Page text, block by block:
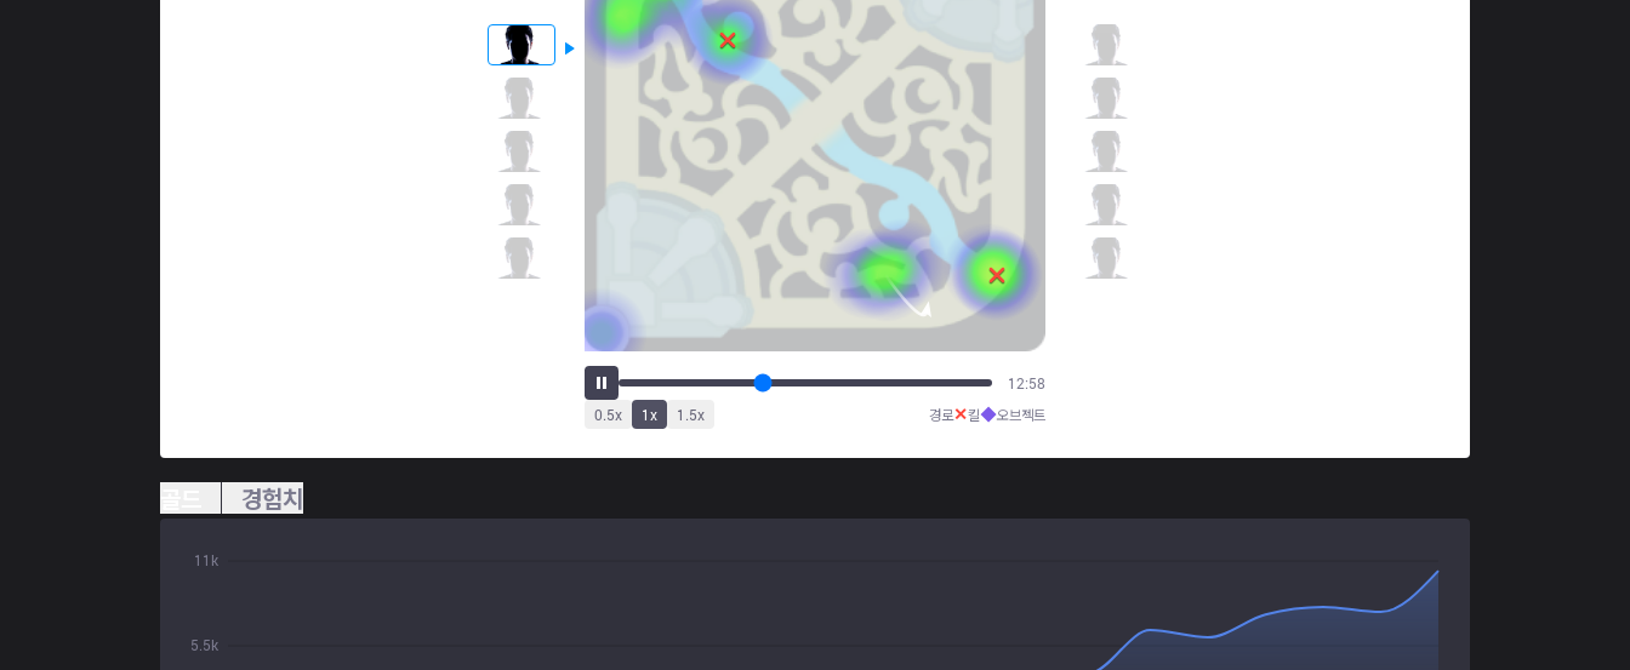
16:11
0.5x 1x 1.5x 경로✕킬◆오브젝트
경험치
5.5k
11k